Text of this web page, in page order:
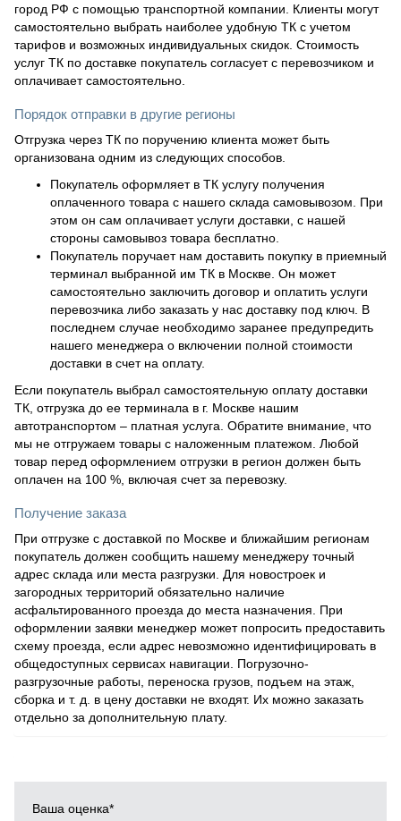
город РФ с помощью транспортной компании. Клиенты могут
самостоятельно выбрать наиболее удобную ТК с учетом
тарифов и возможных индивидуальных скидок. Стоимость
услуг ТК по доставке покупатель согласует с перевозчиком и
оплачивает самостоятельно.
Порядок отправки в другие регионы
Отгрузка через ТК по поручению клиента может быть
организована одним из следующих способов.
Покупатель оформляет в ТК услугу получения
оплаченного товара с нашего склада самовывозом. При
этом он сам оплачивает услуги доставки, с нашей
стороны самовывоз товара бесплатно.
Покупатель поручает нам доставить покупку в приемный
терминал выбранной им ТК в Москве. Он может
самостоятельно заключить договор и оплатить услуги
перевозчика либо заказать у нас доставку под ключ. В
последнем случае необходимо заранее предупредить
нашего менеджера о включении полной стоимости
доставки в счет на оплату.
Если покупатель выбрал самостоятельную оплату доставки
ТК, отгрузка до ее терминала в г. Москве нашим
автотранспортом – платная услуга. Обратите внимание, что
мы не отгружаем товары с наложенным платежом. Любой
товар перед оформлением отгрузки в регион должен быть
оплачен на 100 %, включая счет за перевозку.
Получение заказа
При отгрузке с доставкой по Москве и ближайшим регионам
покупатель должен сообщить нашему менеджеру точный
адрес склада или места разгрузки. Для новостроек и
загородных территорий обязательно наличие
асфальтированного проезда до места назначения. При
оформлении заявки менеджер может попросить предоставить
схему проезда, если адрес невозможно идентифицировать в
общедоступных сервисах навигации. Погрузочно-
разгрузочные работы, переноска грузов, подъем на этаж,
сборка и т. д. в цену доставки не входят. Их можно заказать
отдельно за дополнительную плату.
Ваша оценка*